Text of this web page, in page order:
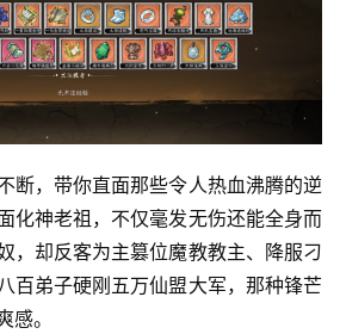
断，带你直面那些令人热血沸腾的逆
化神老祖，不仅毫发无伤还能全身而
，却反客为主篡位魔教教主、降服刁
百弟子硬刚五万仙盟大军，那种锋芒
。